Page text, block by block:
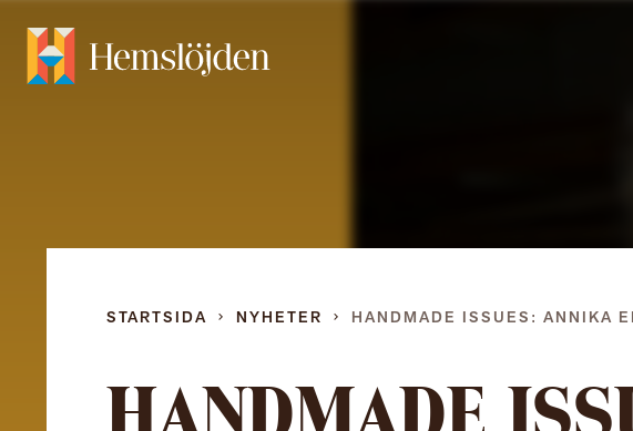
STARTSIDA NYHETER HANDMADE ISSUES: ANNIKA